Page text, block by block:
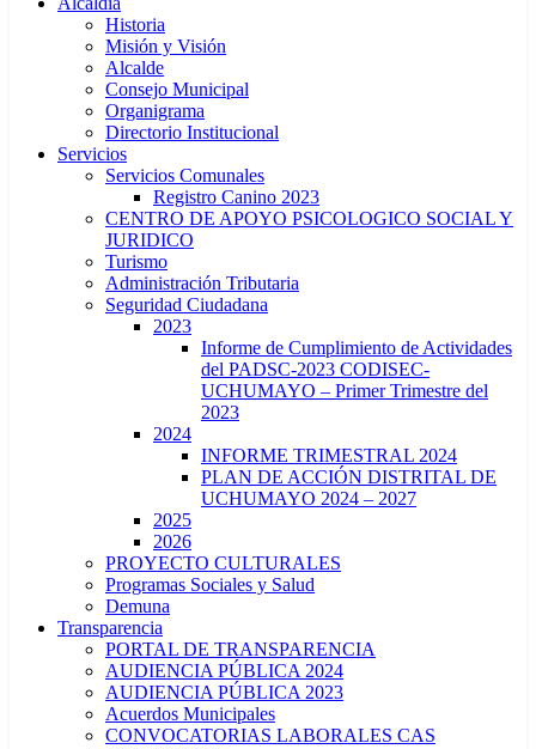
Historia
Misión y Visión
Alcalde
Consejo Municipal
Organigrama
Directorio Institucional
Servicios
Servicios Comunales
Registro Canino 2023
CENTRO DE APOYO PSICOLOGICO SOCIAL Y
JURIDICO
Turismo
Administración Tributaria
Seguridad Ciudadana
2023
Informe de Cumplimiento de Actividades
del PADSC-2023 CODISEC-
UCHUMAYO – Primer Trimestre del
2023
2024
INFORME TRIMESTRAL 2024
PLAN DE ACCIÓN DISTRITAL DE
UCHUMAYO 2024 – 2027
2025
2026
PROYECTO CULTURALES
Programas Sociales y Salud
Demuna
Transparencia
PORTAL DE TRANSPARENCIA
AUDIENCIA PÚBLICA 2024
AUDIENCIA PÚBLICA 2023
Acuerdos Municipales
CONVOCATORIAS LABORALES CAS